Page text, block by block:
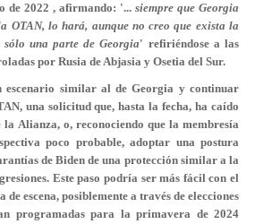
de 2022 , afirmando: '... siempre que Georgia
OTAN, lo hará, aunque no creo que exista la
una parte de Georgia' refiriéndose a las
por Rusia de Abjasia y Osetia del Sur.
similar al de Georgia y continuar
una solicitud que, hasta la fecha, ha caído
la Alianza, o, reconociendo que la membresía
poco probable, adoptar una postura
de Biden de una protección similar a la
Este paso podría ser más fácil con el
escena, posiblemente a través de elecciones
programadas para la primavera de 2024